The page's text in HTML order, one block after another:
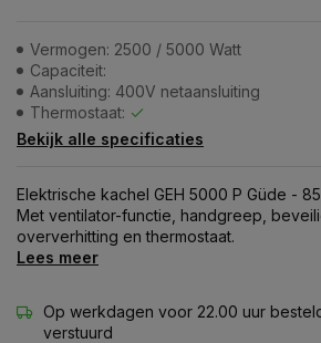
Vermogen: 2500 / 5000 Watt
Capaciteit:
Aansluiting: 400V netaansluiting
Thermostaat:
Bekijk alle specificaties
Elektrische kachel GEH 5000 P Güde -
Met ventilator-functie, handgreep,
oververhitting en thermostaat.
Lees meer
Op werkdagen voor 22.00 uur
verstuurd